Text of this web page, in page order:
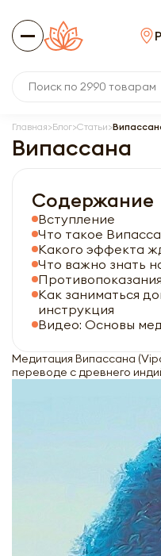
Главная Блог Статьи
Випассана
Медитация Випассана
переводе с древнего
Содержание
Вступление
Что такое
Какого эффекта
Что важно знать
Противопоказания
Как заниматься
инструкция
Видео: Основы